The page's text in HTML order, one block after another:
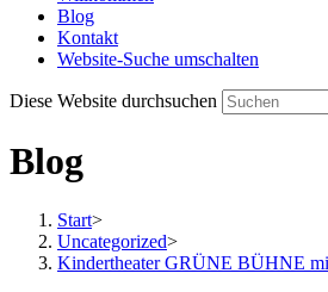
Blog
Kontakt
Website-Suche umschalten
Diese Website durchsuchen
Blog
Start>
Uncategorized>
Kindertheater GRÜNE BÜHNE